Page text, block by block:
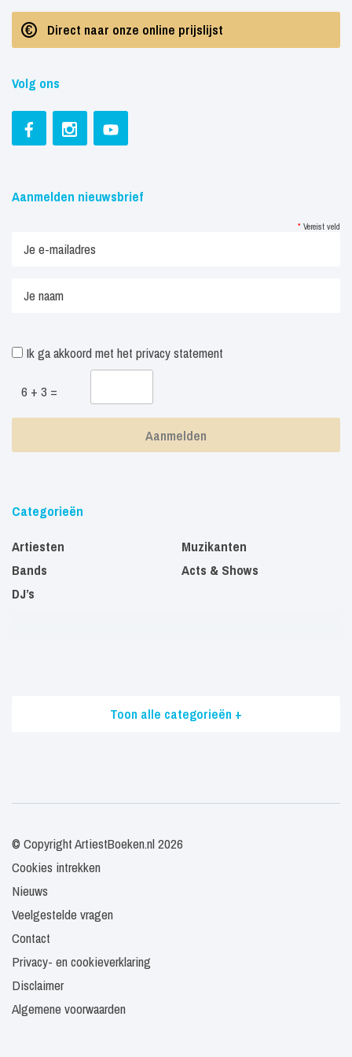
Direct naar onze online prijslijst
Volg ons
Aanmelden nieuwsbrief
* Vereist veld
Ik ga akkoord met het privacy statement
6 + 3 =
Categorieën
Artiesten
Bands
DJ’s
Muzikanten
Acts & Shows
Toon alle categorieën +
© Copyright ArtiestBoeken.nl 2026
Cookies intrekken
Nieuws
Veelgestelde vragen
Contact
Privacy- en cookieverklaring
Disclaimer
Algemene voorwaarden